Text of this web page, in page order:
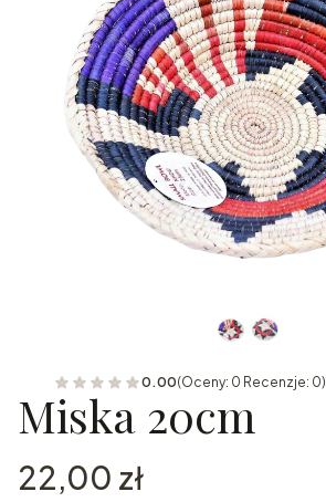
0.00(Oceny: 0 Recenzje: 0)
Miska 20cm
Cena
22,00 zł